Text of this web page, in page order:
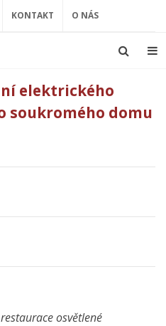
KONTAKT O NÁS
elektrického
soukromého domu
osvětlené